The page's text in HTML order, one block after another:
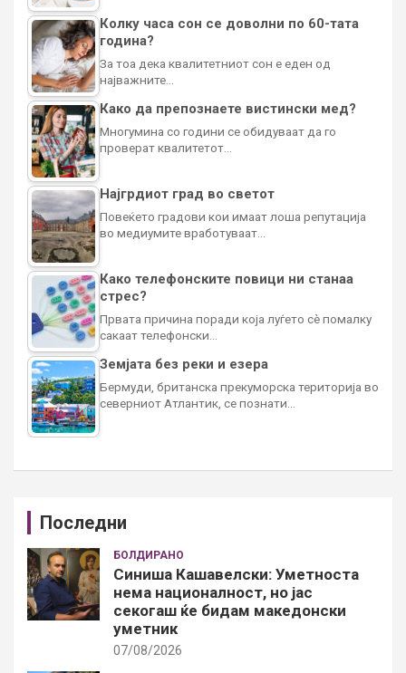
Колку часа сон се доволни по 60-тата
година?
За тоа дека квалитетниот сон е еден од
најважните…
Како да препознаете вистински мед?
Многумина со години се обидуваат да го
проверат квалитетот…
Најгрдиот град во светот
Повеќето градови кои имаат лоша репутација
во медиумите вработуваат…
Како телефонските повици ни станаа
стрес?
Првата причина поради која луѓето сè помалку
сакаат телефонски…
Земјата без реки и езера
Бермуди, британска прекуморска територија во
северниот Атлантик, се познати…
Последни
БОЛДИРАНО
Синиша Кашавелски: Уметноста
нема националност, но јас
секогаш ќе бидам македонски
уметник
07/08/2026